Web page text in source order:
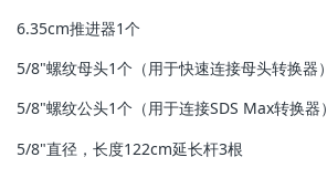
6.35cm推进器1个
5/8"螺纹母头1个（用于快速连接母头转换器）
5/8"螺纹公头1个（用于连接SDS Max转换器）
5/8"直径，长度122cm延长杆3根